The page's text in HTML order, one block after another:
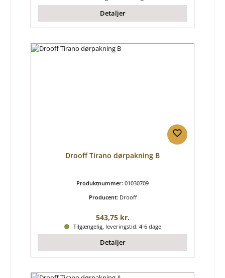
Detaljer
Drooff Tirano dørpakning B
Produktnummer: 01030709
Producent: Drooff
Almindelig pris:
543,75 kr.
Tilgængelig, leveringstid: 4-6 dage
Detaljer